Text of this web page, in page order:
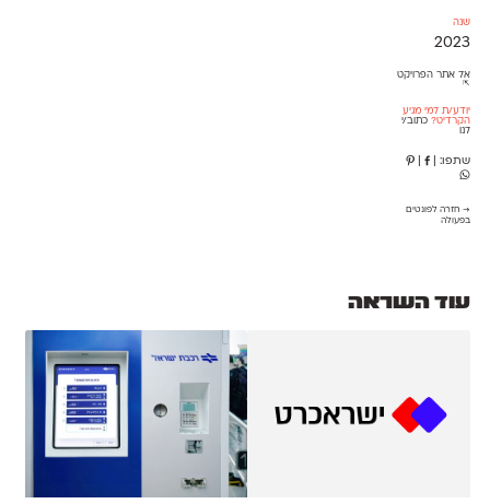
שנה
2023
אל אתר הפרויקט
⇱
יודע/ת למי מגיע
הקרדיט? כתוב/י
לנו
שתפו: |
→ חזרה לפונטים
בפעולה
עוד השראה